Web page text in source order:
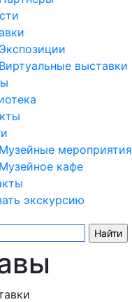
Экспозиции
Виртуальные выставки
Музейные мероприятия
Музейное кафе
экскурсию